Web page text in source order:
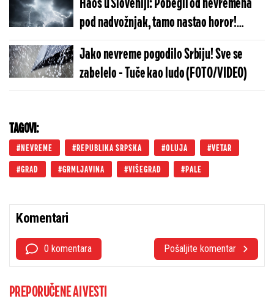
Haos u Sloveniji: Pobegli od nevremena
pod nadvožnjak, tamo nastao horor!
(FOTO)
Jako nevreme pogodilo Srbiju! Sve se
zabelelo - Tuče kao ludo (FOTO/VIDEO)
TAGOVI:
NEVREME REPUBLIKA SRPSKA OLUJA VETAR
GRAD GRMLJAVINA VIŠEGRAD PALE
Komentari
0 komentara Pošaljite komentar
PREPORUČENE AI VESTI